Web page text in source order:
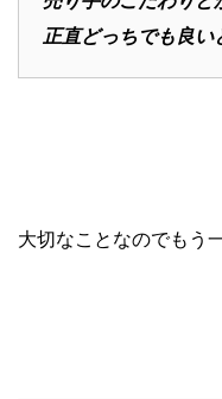
正直どっちでも良い
大切なことなのでもう一